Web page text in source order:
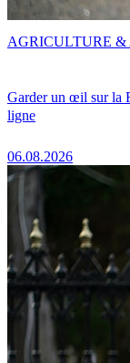
Garder un œil sur la
ligne
06.08.2026
AGRICULTURE